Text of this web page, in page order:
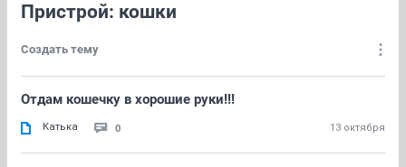
Пристрой: кошки
Создать тему
Отдам кошечку в хорошие руки!!!
Катька 0 13 октября